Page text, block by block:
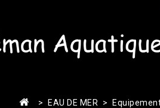
EAU DE MER